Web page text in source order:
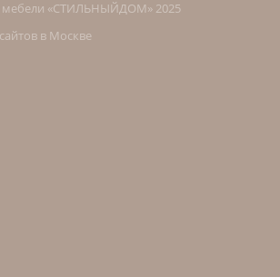
мебели «СТИЛЬНЫЙДОМ» 2025
в Москве